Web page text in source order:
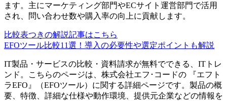
ます。主にマーケティング部門やECサイト運営部門で活用
され、問い合わせ数や購入率の向上に貢献します。
比較表つきの解説記事はこちら
EFOツール比較11選！導入の必要性や選定ポイントも解説
IT製品・サービスの比較・資料請求が無料でできる、ITトレ
ンド。こちらのページは、 株式会社エフ･コードの 『エフト
ラEFO 』（EFOツール）に関する詳細ページです。製品の概
要、特徴、詳細な仕様や動作環境、提供元企業などの情報を